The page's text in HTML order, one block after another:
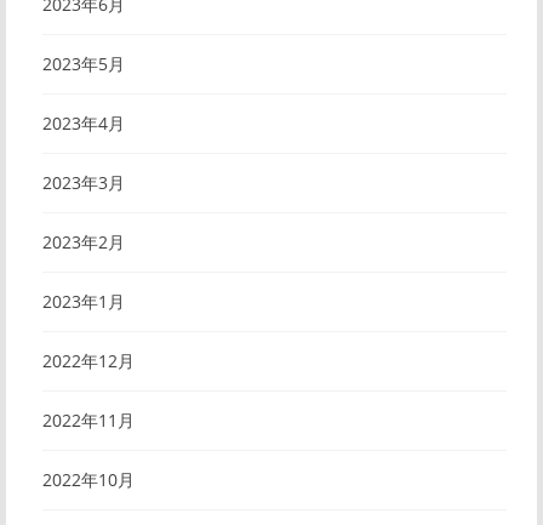
2023年5月
2023年4月
2023年3月
2023年2月
2023年1月
2022年12月
2022年11月
2022年10月